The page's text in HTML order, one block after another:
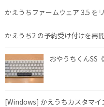
かえうちファームウェア 3.5 を
かえうち2 の予約受け付けを再
おやうちくんSS
[Windows] かえうちカスタマイ